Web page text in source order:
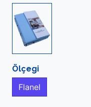
Ölçegi
Flanel